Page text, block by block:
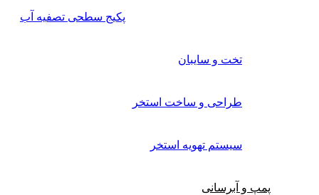
پکیج سطحی تصفیه آب
تخت و سایبان
طراحی و ساخت استخر
سیستم تهویه استخر
پمپ و آبرسانی